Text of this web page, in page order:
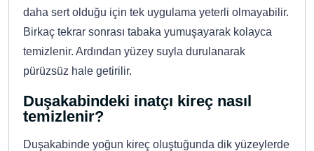
daha sert olduğu için tek uygulama yeterli olmayabilir.
Birkaç tekrar sonrası tabaka yumuşayarak kolayca
temizlenir. Ardından yüzey suyla durulanarak
pürüzsüz hale getirilir.
Duşakabindeki inatçı kireç nasıl
temizlenir?
Duşakabinde yoğun kireç oluştuğunda dik yüzeylerde